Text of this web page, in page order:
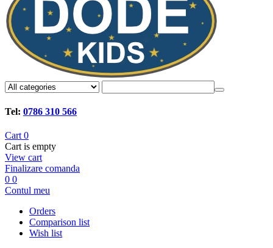
Tel: 0786 310 566
Cart 0
Cart is empty
View cart
Finalizare comanda
0 0
Contul meu
Orders
Comparison list
Wish list